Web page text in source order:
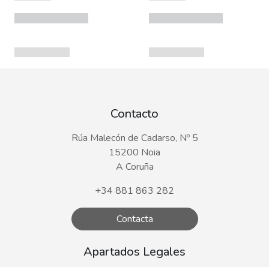
Contacto
Rúa Malecón de Cadarso, Nº 5
15200 Noia
A Coruña
+34 881 863 282
Contacta
Apartados Legales